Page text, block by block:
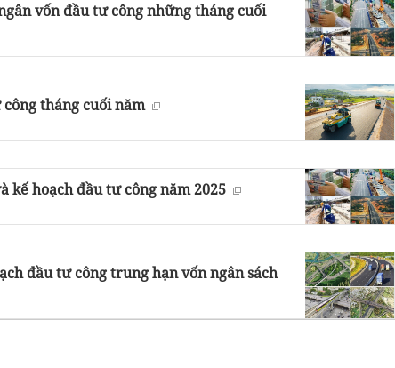
vốn đầu tư công những tháng cuối
tháng cuối năm
hoạch đầu tư công năm 2025
đầu tư công trung hạn vốn ngân sách